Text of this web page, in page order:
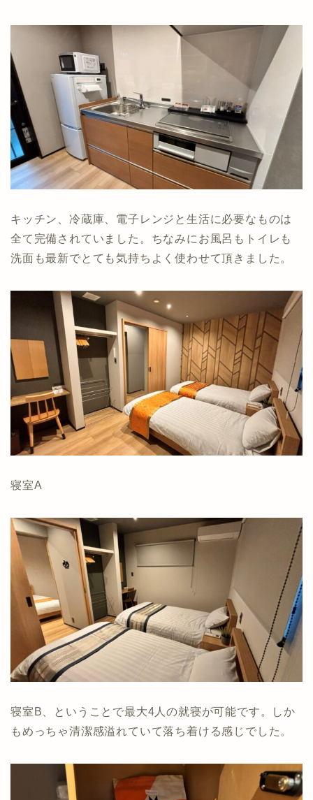
キッチン、冷蔵庫、電子レンジと生活に必要なものは
全て完備されていました。ちなみにお風呂もトイレも
洗面も最新でとても気持ちよく使わせて頂きました。
寝室A
寝室B、ということで最大4人の就寝が可能です。しか
もめっちゃ清潔感溢れていて落ち着ける感じでした。